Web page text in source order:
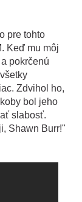
pre tohto
Keď mu môj
pokrčenú
Zdvihol ho,
bol jeho
slabosť.
Shawn Burr!"